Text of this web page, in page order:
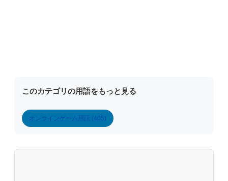
このカテゴリの用語をもっと見る
オンラインゲーム用語 (405)